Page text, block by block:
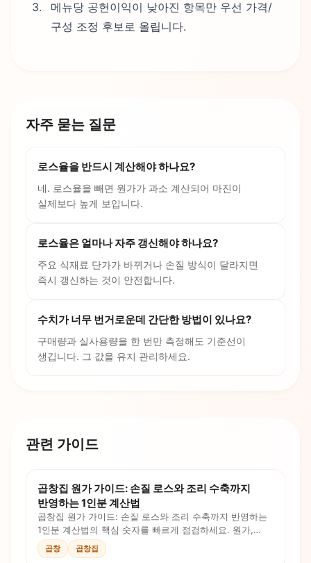
메뉴당 공헌이익이 낮아진 항목만 우선 가격/
구성 조정 후보로 올립니다.
자주 묻는 질문
로스율을 반드시 계산해야 하나요?
네. 로스율을 빼면 원가가 과소 계산되어 마진이
실제보다 높게 보입니다.
로스율은 얼마나 자주 갱신해야 하나요?
주요 식재료 단가가 바뀌거나 손질 방식이 달라지면
즉시 갱신하는 것이 안전합니다.
수치가 너무 번거로운데 간단한 방법이 있나요?
구매량과 실사용량을 한 번만 측정해도 기준선이
생깁니다. 그 값을 유지 관리하세요.
관련 가이드
곱창집 원가 가이드: 손질 로스와 조리 수축까지
반영하는 1인분 계산법
곱창집 원가 가이드: 손질 로스와 조리 수축까지 반영하는
1인분 계산법의 핵심 숫자를 빠르게 점검하세요. 원가,
로스, 인건비, 판매가를 계산식과 체크리스트로
확인합니다.
곱창 곱창집